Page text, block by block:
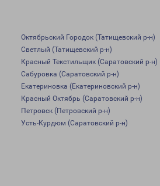
Октябрьский Городок (Татищевский р-н)
Светлый (Татищевский р-н)
Красный Текстильщик (Саратовский р-н)
Сабуровка (Саратовский р-н)
Екатериновка (Екатериновский р-н)
Красный Октябрь (Саратовский р-н)
Петровск (Петровский р-н)
Усть-Курдюм (Саратовский р-н)